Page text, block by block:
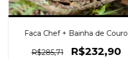
Faca Chef + Bainha de Couro
R$285,71 R$232,90